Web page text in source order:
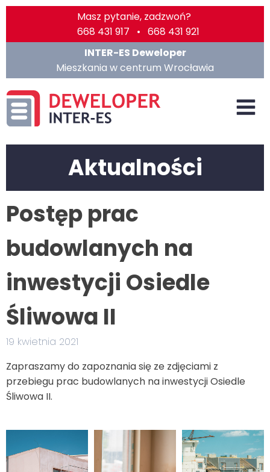
Masz pytanie, zadzwoń?
668 431 917 • 668 431 921
INTER-ES Deweloper
Mieszkania w centrum Wrocławia
Aktualności
Postęp prac
budowlanych na
inwestycji Osiedle
Śliwowa II
19 kwietnia 2021
Zapraszamy do zapoznania się ze zdjęciami z
przebiegu prac budowlanych na inwestycji Osiedle
Śliwowa II.